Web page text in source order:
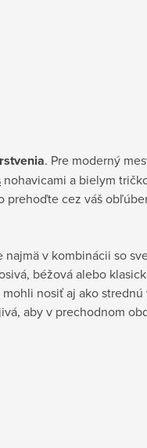
. Pre moderný
nohavicami a bielym
prehoďte cez váš
v kombinácii so
béžová alebo
nosiť aj ako strednú
aby v prechodnom